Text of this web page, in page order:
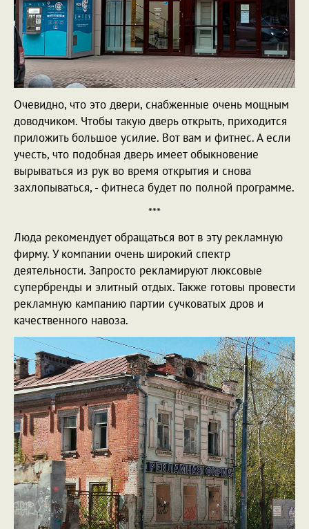
Очевидно, что это двери, снабженные очень мощным
доводчиком. Чтобы такую дверь открыть, приходится
приложить большое усилие. Вот вам и фитнес. А если
учесть, что подобная дверь имеет обыкновение
вырываться из рук во время открытия и снова
захлопываться, - фитнеса будет по полной программе.
***
Люда рекомендует обращаться вот в эту рекламную
фирму. У компании очень широкий спектр
деятельности. Запросто рекламируют люксовые
супербренды и элитный отдых. Также готовы провести
рекламную кампанию партии сучковатых дров и
качественного навоза.